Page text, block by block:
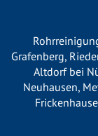
Grafenberg,
Altdorf bei
Neuhausen,